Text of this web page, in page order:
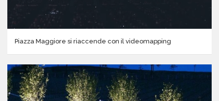
Piazza Maggiore si riaccende con il videomapping